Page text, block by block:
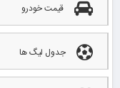
قیمت خودرو
جدول لیگ ها